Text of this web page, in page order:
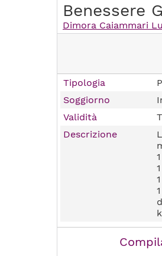
Benessere
Dimora Caiammari
Tipologia
Soggiorno
Validità
Descrizione